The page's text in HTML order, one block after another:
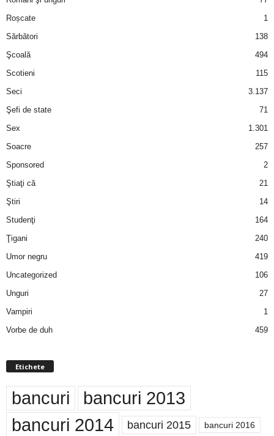
Roșcate
1
Sărbători
138
Şcoală
494
Scotieni
115
Seci
3.137
Şefi de state
71
Sex
1.301
Soacre
257
Sponsored
2
Ştiaţi că
21
Ştiri
14
Studenţi
164
Ţigani
240
Umor negru
419
Uncategorized
106
Unguri
27
Vampiri
1
Vorbe de duh
459
Etichete
bancuri bancuri 2013
bancuri 2014 bancuri 2015 bancuri 2016